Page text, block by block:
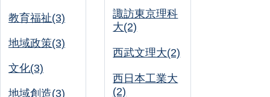
教育福祉(3)
地域政策(3)
文化(3)
地域創造(3)
諏訪東京理科
大(2)
西武文理大(2)
西日本工業大
(2)